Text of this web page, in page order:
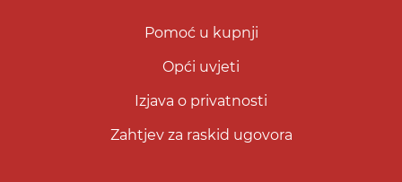
Pomoć u kupnji
Opći uvjeti
Izjava o privatnosti
Zahtjev za raskid ugovora